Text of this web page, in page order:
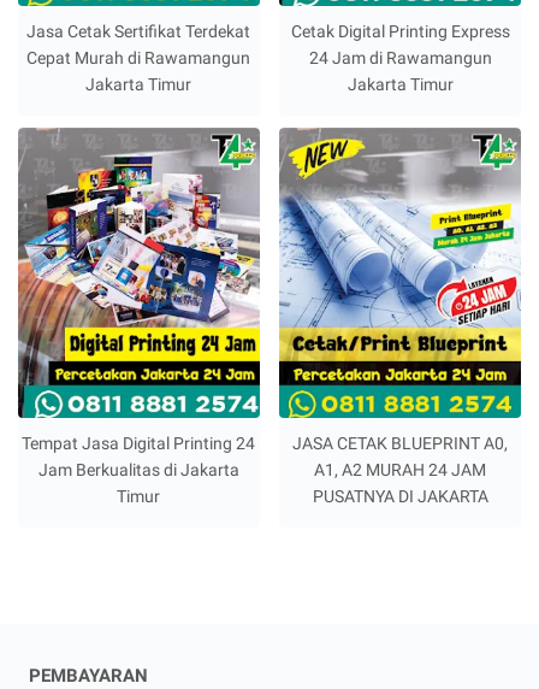
Jasa Cetak Sertifikat Terdekat
Cepat Murah di Rawamangun
Jakarta Timur
Cetak Digital Printing Express
24 Jam di Rawamangun
Jakarta Timur
Tempat Jasa Digital Printing 24
Jam Berkualitas di Jakarta
Timur
JASA CETAK BLUEPRINT A0,
A1, A2 MURAH 24 JAM
PUSATNYA DI JAKARTA
PEMBAYARAN